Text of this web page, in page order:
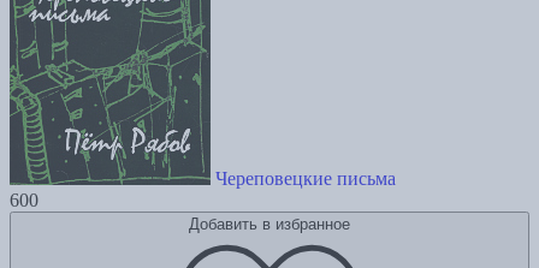
Череповецкие письма
600
Добавить в избранное